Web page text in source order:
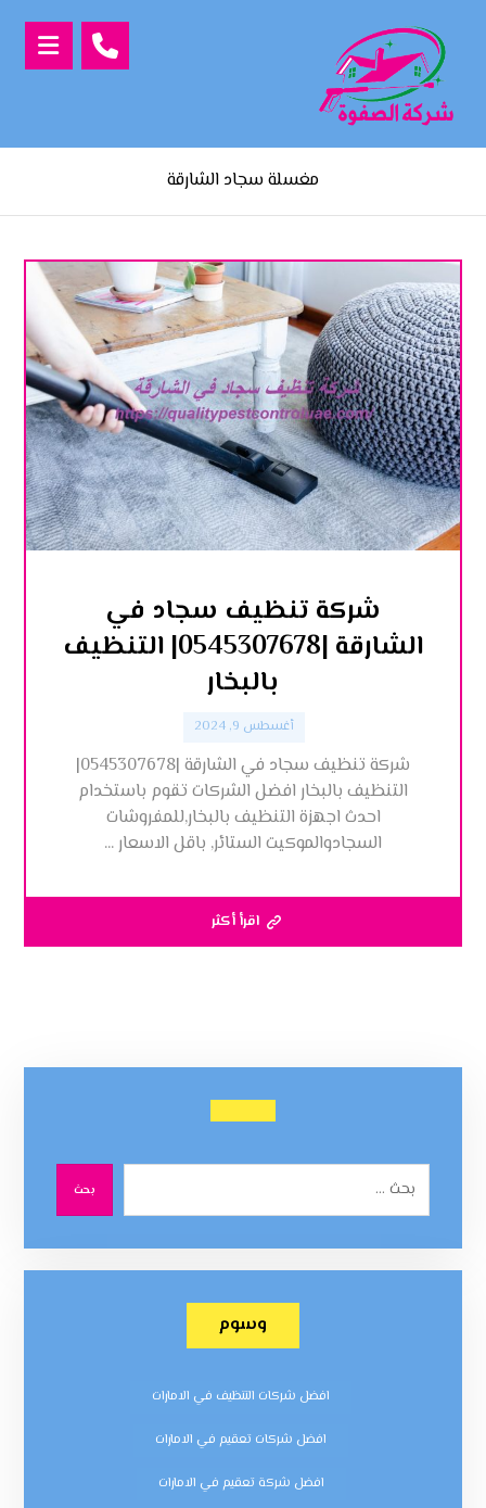
مغسلة سجاد الشارقة
شركة تنظيف سجاد في
الشارقة |0545307678| التنظيف
بالبخار
أغسطس 9, 2024
شركة تنظيف سجاد في الشارقة |0545307678|
التنظيف بالبخار افضل الشركات تقوم باستخدام
احدث اجهزة التنظيف بالبخار,للمفروشات
السجادوالموكيت الستائر, باقل الاسعار ...
اقرأ أكثر
بحث
وسوم
افضل شركات التنظيف في الامارات
افضل شركات تعقيم في الامارات
افضل شركة تعقيم في الامارات